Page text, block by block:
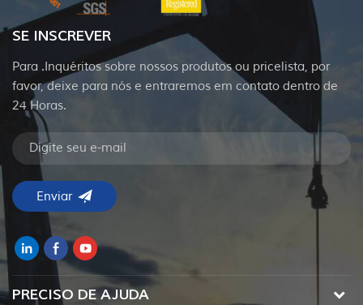
SE INSCREVER
Para .Inquéritos sobre nossos produtos ou pricelista, por
favor, deixe para nós e entraremos em contato dentro de
24 Horas.
PRECISO DE AJUDA